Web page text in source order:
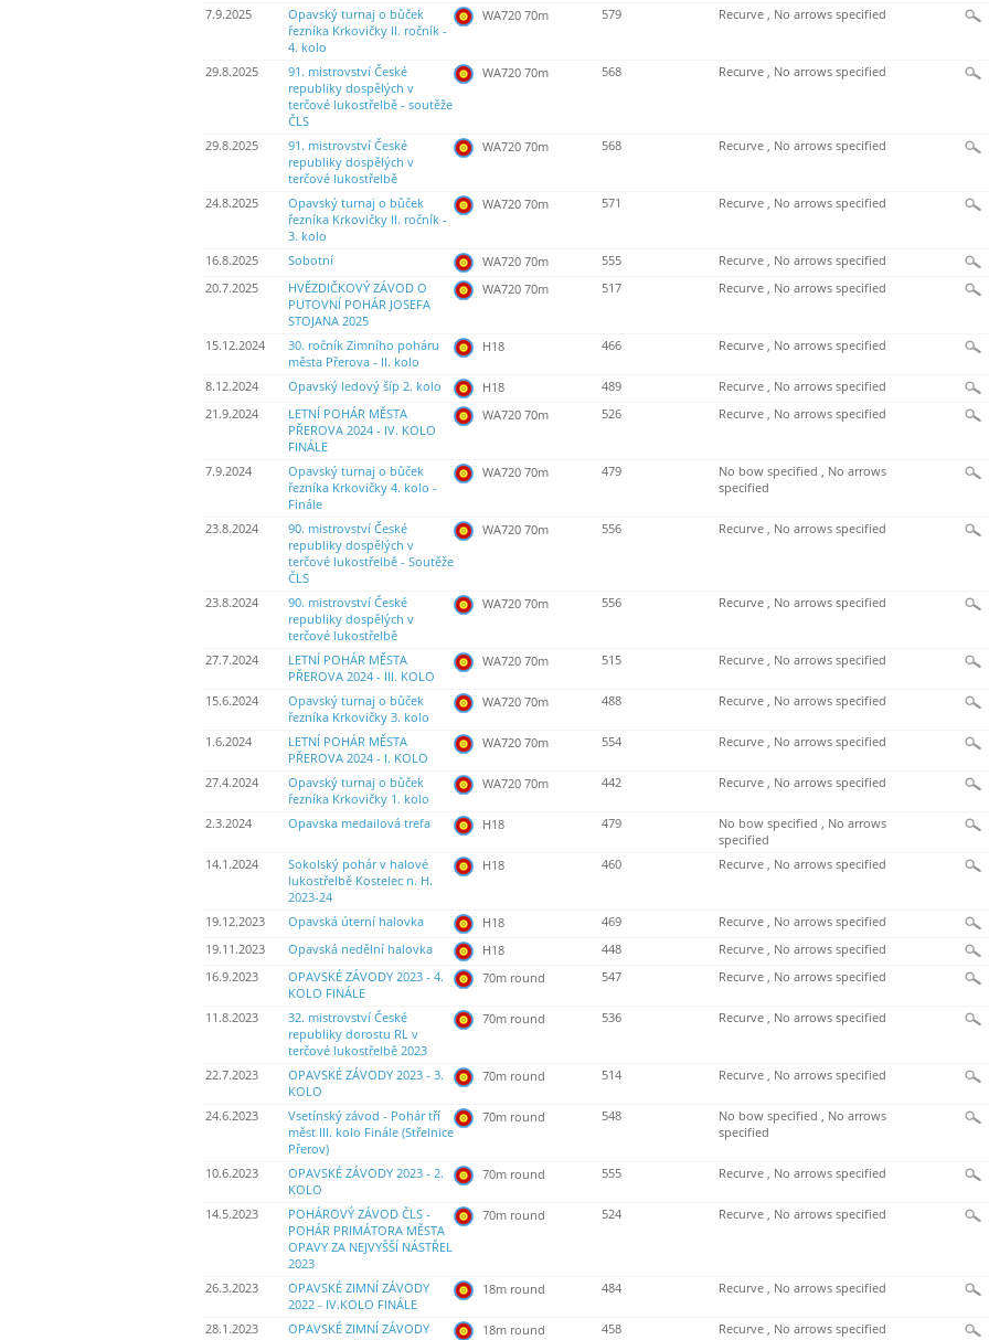
7.9.2025
Opavský turnaj o bůček
řezníka Krkovičky II. ročník -
4. kolo
WA720 70m 579 Recurve , No arrows specified
29.8.2025
91. mistrovství České
republiky dospělých v
terčové lukostřelbě - soutěže
ČLS
WA720 70m 568 Recurve , No arrows specified
29.8.2025
91. mistrovství České
republiky dospělých v
terčové lukostřelbě
WA720 70m 568 Recurve , No arrows specified
24.8.2025
Opavský turnaj o bůček
řezníka Krkovičky II. ročník -
3. kolo
WA720 70m 571 Recurve , No arrows specified
16.8.2025 Sobotní WA720 70m 555
Recurve , No arrows specified
20.7.2025
HVĚZDIČKOVÝ ZÁVOD O
PUTOVNÍ POHÁR JOSEFA
STOJANA 2025
WA720 70m 517 Recurve , No arrows specified
15.12.2024
30. ročník Zimního poháru
města Přerova - II. kolo
H18 466 Recurve , No arrows specified
8.12.2024 Opavský ledový šíp 2. kolo H18 489
Recurve , No arrows specified
21.9.2024
LETNÍ POHÁR MĚSTA
PŘEROVA 2024 - IV. KOLO
FINÁLE
WA720 70m 526 Recurve , No arrows specified
7.9.2024
Opavský turnaj o bůček
řezníka Krkovičky 4. kolo -
Finále
WA720 70m 479
No bow specified , No arrows
specified
23.8.2024
90. mistrovství České
republiky dospělých v
terčové lukostřelbě - Soutěže
ČLS
WA720 70m 556 Recurve , No arrows specified
23.8.2024
90. mistrovství České
republiky dospělých v
terčové lukostřelbě
WA720 70m 556 Recurve , No arrows specified
27.7.2024
LETNÍ POHÁR MĚSTA
PŘEROVA 2024 - III. KOLO
WA720 70m 515 Recurve , No arrows specified
15.6.2024
Opavský turnaj o bůček
řezníka Krkovičky 3. kolo
WA720 70m 488 Recurve , No arrows specified
1.6.2024
LETNÍ POHÁR MĚSTA
PŘEROVA 2024 - I. KOLO
WA720 70m 554 Recurve , No arrows specified
27.4.2024
Opavský turnaj o bůček
řezníka Krkovičky 1. kolo
WA720 70m 442 Recurve , No arrows specified
2.3.2024 Opavska medailová trefa H18 479
No bow specified , No arrows
specified
14.1.2024
Sokolský pohár v halové
lukostřelbě Kostelec n. H.
2023-24
H18 460 Recurve , No arrows specified
19.12.2023 Opavská úterní halovka H18 469
Recurve , No arrows specified
19.11.2023
Opavská nedělní halovka H18 448
Recurve , No arrows specified
16.9.2023
OPAVSKÉ ZÁVODY 2023 - 4.
KOLO FINÁLE
70m round 547 Recurve , No arrows specified
11.8.2023
32. mistrovství České
republiky dorostu RL v
terčové lukostřelbě 2023
70m round 536 Recurve , No arrows specified
22.7.2023
OPAVSKÉ ZÁVODY 2023 - 3.
KOLO
70m round 514 Recurve , No arrows specified
24.6.2023
Vsetínský závod - Pohár tří
měst III. kolo Finále (Střelnice
Přerov)
70m round 548
No bow specified , No arrows
specified
10.6.2023
OPAVSKÉ ZÁVODY 2023 - 2.
KOLO
70m round 555 Recurve , No arrows specified
14.5.2023
POHÁROVÝ ZÁVOD ČLS -
POHÁR PRIMÁTORA MĚSTA
OPAVY ZA NEJVYŠŠÍ NÁSTŘEL
2023
70m round 524 Recurve , No arrows specified
26.3.2023
OPAVSKÉ ZIMNÍ ZÁVODY
2022 - IV.KOLO FINÁLE
18m round 484 Recurve , No arrows specified
28.1.2023
OPAVSKÉ ZIMNÍ ZÁVODY
18m round 458 Recurve , No arrows specified